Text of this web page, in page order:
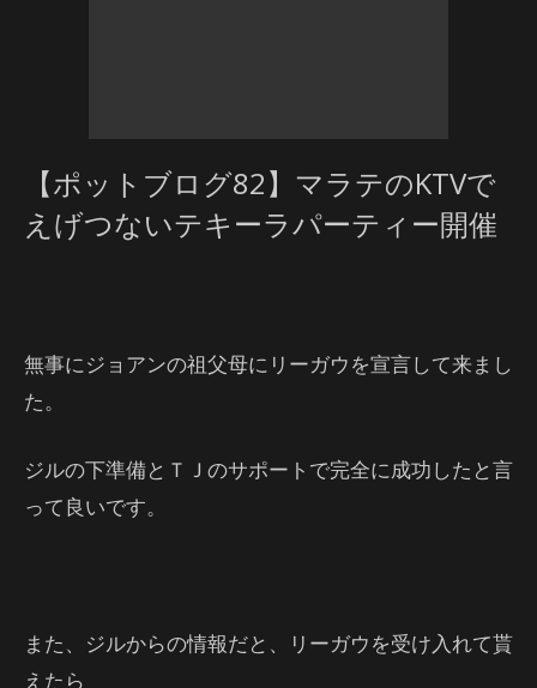
【ポットブログ82】マラテのKTVで
えげつないテキーラパーティー開催
無事にジョアンの祖父母にリーガウを宣言して来まし
た。
ジルの下準備とＴＪのサポートで完全に成功したと言
って良いです。
また、ジルからの情報だと、リーガウを受け入れて貰
えたら